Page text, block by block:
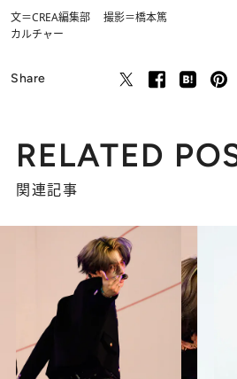
文＝CREA編集部 撮影＝橋本篤
カルチャー
Share
RELATED
関連記事